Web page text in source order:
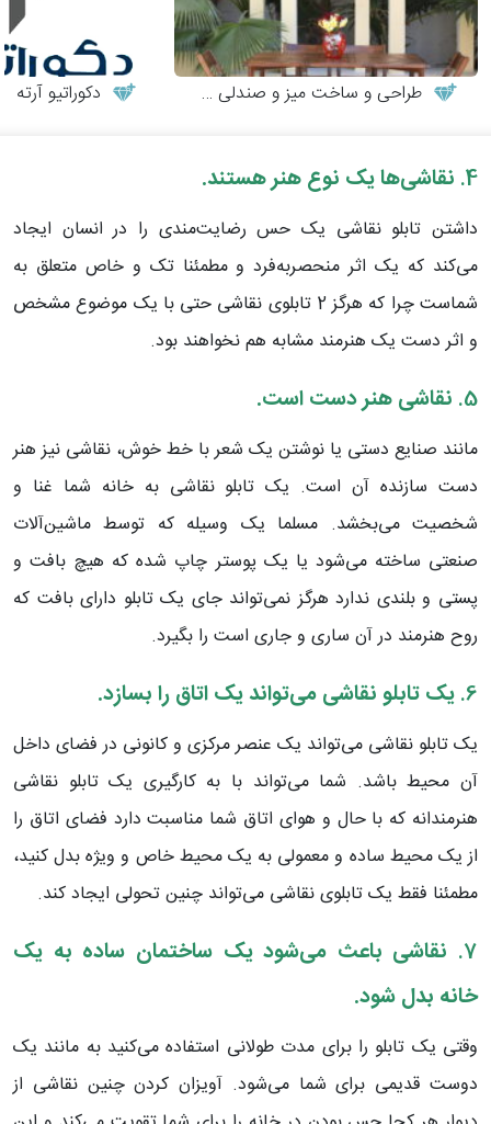
طراحی و ساخت میز و صندلی چوبی دکوراتیو آرته
4. نقاشی‌ها یک نوع هنر هستند.
داشتن تابلو نقاشی یک حس رضایت‌مندی را در انسان ایجاد
می‌کند که یک اثر منحصربه‌فرد و مطمئنا تک و خاص متعلق به
شماست چرا که هرگز 2 تابلوی نقاشی حتی با یک موضوع مشخص
و اثر دست یک هنرمند مشابه هم نخواهند بود.
5. نقاشی هنر دست است.
مانند صنایع دستی یا نوشتن یک شعر با خط خوش، نقاشی نیز هنر
دست سازنده آن است. یک تابلو نقاشی به خانه شما غنا و
شخصیت می‌بخشد. مسلما یک وسیله که توسط ماشین‌آلات
صنعتی ساخته می‌شود یا یک پوستر چاپ شده که هیچ بافت و
پستی و بلندی ندارد هرگز نمی‌تواند جای یک تابلو دارای بافت که
روح هنرمند در آن ساری و جاری است را بگیرد.
6. یک تابلو نقاشی می‌تواند یک اتاق را بسازد.
یک تابلو نقاشی می‌تواند یک عنصر مرکزی و کانونی در فضای داخل
آن محیط باشد. شما می‌تواند با به کارگیری یک تابلو نقاشی
هنرمندانه که با حال و هوای اتاق شما مناسبت دارد فضای اتاق را
از یک محیط ساده و معمولی به یک محیط خاص و ویژه بدل کنید،
مطمئنا فقط یک تابلوی نقاشی می‌تواند چنین تحولی ایجاد کند.
7. نقاشی باعث می‌شود یک ساختمان ساده به یک
خانه بدل شود.
وقتی یک تابلو را برای مدت طولانی استفاده می‌کنید به مانند یک
دوست قدیمی برای شما می‌شود. آویزان کردن چنین نقاشی از